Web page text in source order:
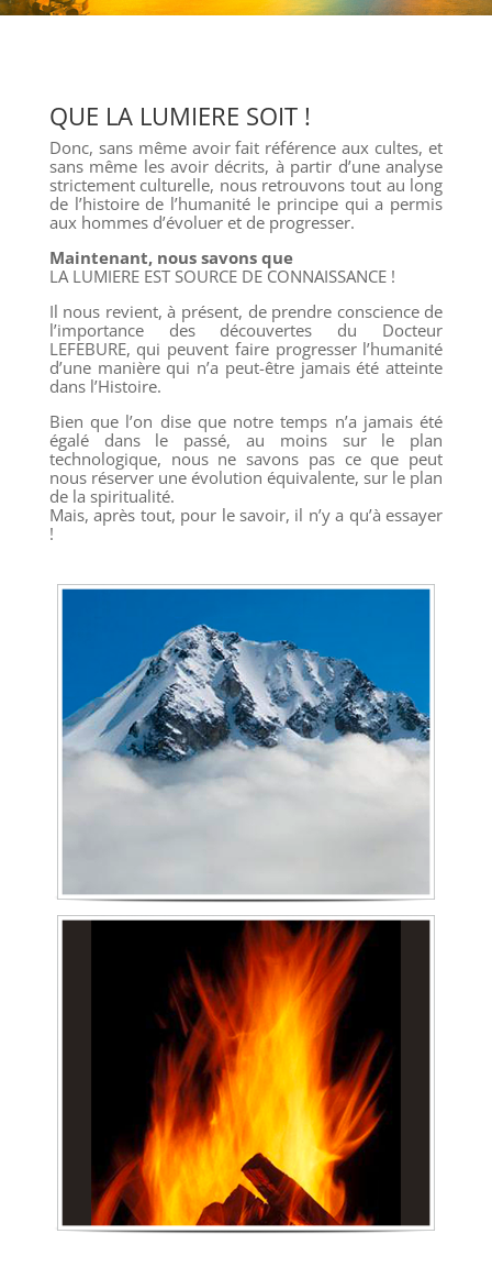
QUE LA LUMIERE SOIT !
Donc, sans même avoir fait référence aux cultes, et
sans même les avoir décrits, à partir d’une analyse
strictement culturelle, nous retrouvons tout au long
de l’histoire de l’humanité le principe qui a permis
aux hommes d’évoluer et de progresser.
Maintenant, nous savons que
LA LUMIERE EST SOURCE DE CONNAISSANCE !
Il nous revient, à présent, de prendre conscience de
l’importance des découvertes du Docteur
LEFEBURE, qui peuvent faire progresser l’humanité
d’une manière qui n’a peut-être jamais été atteinte
dans l’Histoire.
Bien que l’on dise que notre temps n’a jamais été
égalé dans le passé, au moins sur le plan
technologique, nous ne savons pas ce que peut
nous réserver une évolution équivalente, sur le plan
de la spiritualité.
Mais, après tout, pour le savoir, il n’y a qu’à essayer
!